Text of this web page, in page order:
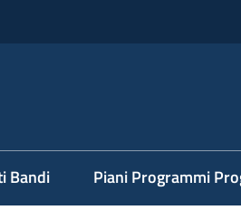
Bandi Piani Programmi